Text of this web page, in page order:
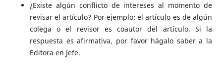
¿Existe algún conflicto de intereses al momento de
revisar el artículo? Por ejemplo: el artículo es de algún
colega o el revisor es coautor del artículo. Si la
respuesta es afirmativa, por favor hágalo saber a la
Editora en Jefe.